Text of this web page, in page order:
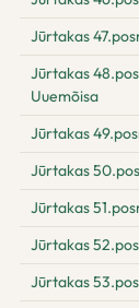
Jūrtakas
Jūrtakas
Uuemõisa
Jūrtakas
Jūrtakas
Jūrtakas
Jūrtakas
Jūrtakas